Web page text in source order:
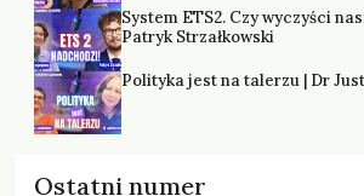
System ETS2. Czy wyczyści
Patryk Strzałkowski
Polityka jest na talerzu | Dr
Ostatni numer